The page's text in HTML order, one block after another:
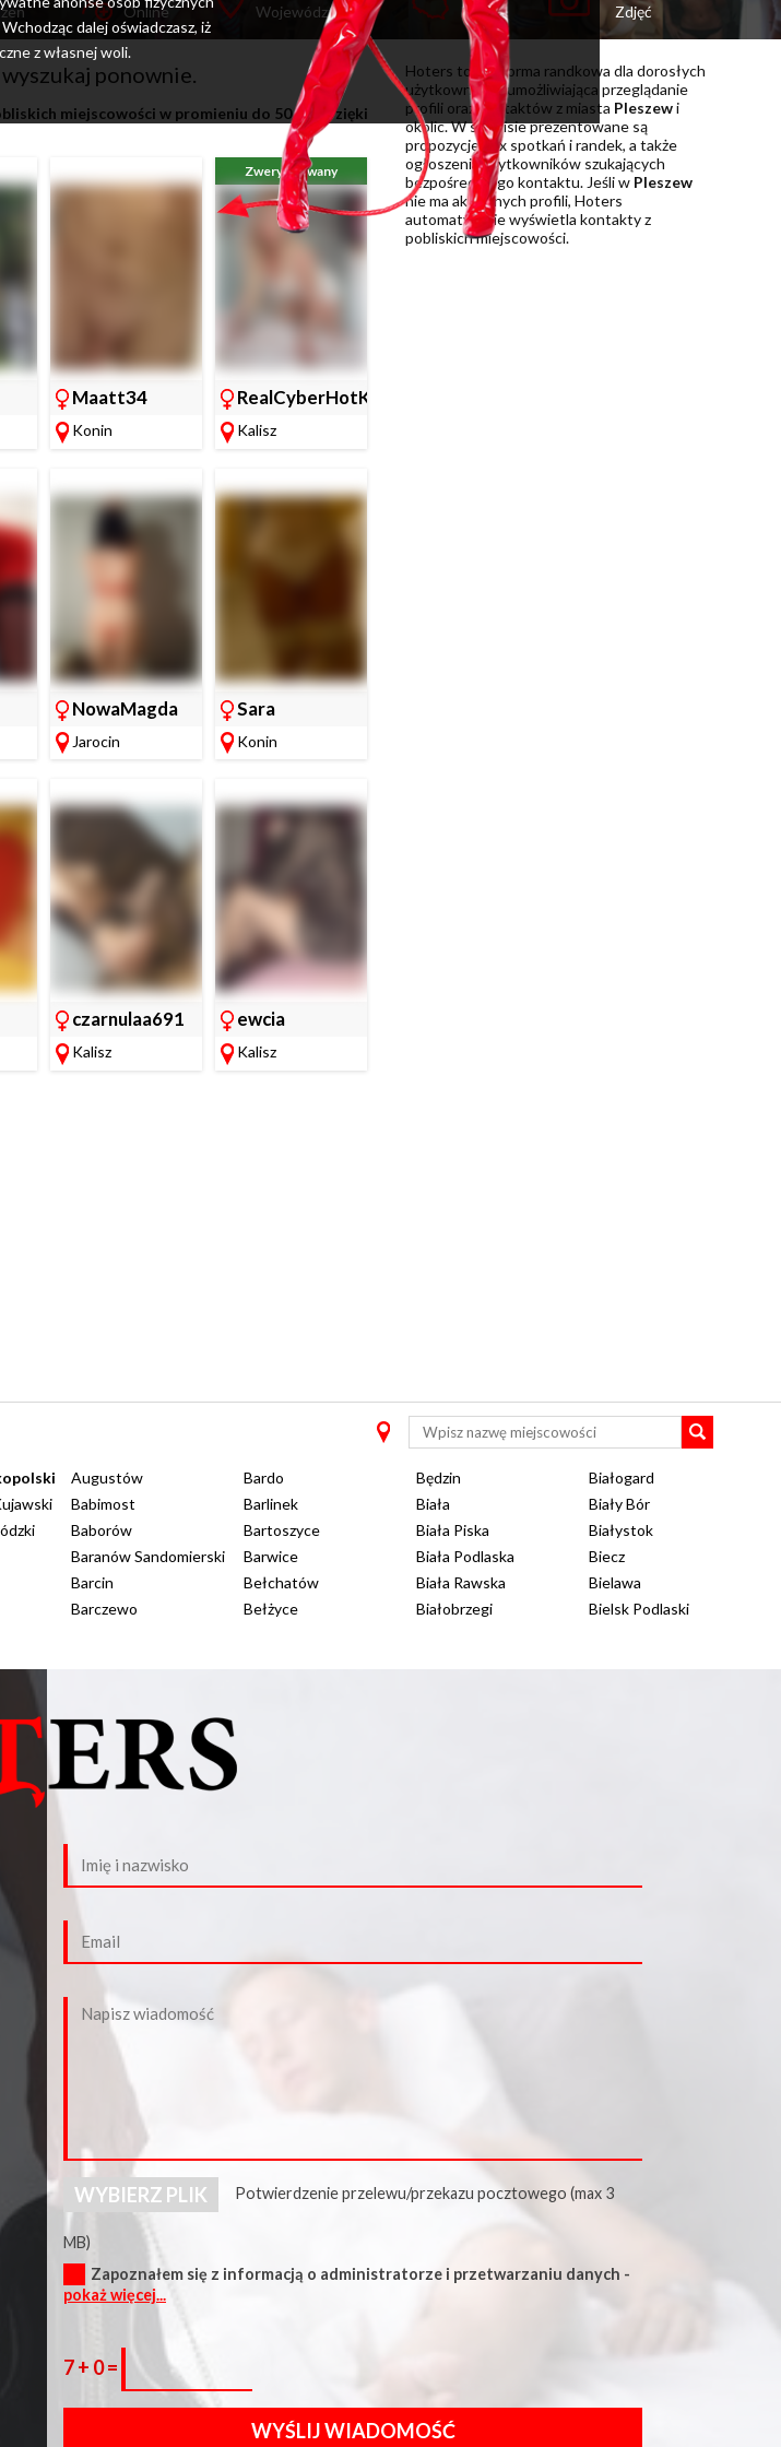
Wchodząc dalej oświadczasz, iż
z własnej woli.
Online Województw Miast Zdjęć
ponownie.
miejscowości w promieniu do 50 km. Dzięki
Maatt34
Konin
Zweryfikowany
RealCyberHotKicia
Kalisz
NowaMagda
Jarocin
Sara
Konin
czarnulaa691
Kalisz
ewcia
Kalisz
Hoters to platforma randkowa dla dorosłych
użytkowników umożliwiająca przeglądanie
profili oraz kontaktów z miasta Pleszewi
okolic. W serwisie prezentowane są
propozycje sex spotkań i randek, a także
ogłoszenia użytkowników szukających
bezpośredniego kontaktu. Jeśli w Pleszew
nie ma aktywnych profili, Hoters
automatycznie wyświetla kontakty z
pobliskich miejscowości.
Augustów
Babimost
Baborów
Baranów Sandomierski
Barcin
Barczewo
Bardo
Barlinek
Bartoszyce
Barwice
Bełchatów
Bełżyce
Będzin
Biała
Biała Piska
Biała Podlaska
Biała Rawska
Białobrzegi
Białogard
Biały Bór
Białystok
Biecz
Bielawa
Bielsk Podlaski
WYBIERZ PLIK Potwierdzenie przelewu/przekazu pocztowego (max 3
MB)
Zapoznałem się z informacją o administratorze i przetwarzaniu danych -
pokaż więcej...
7 + 0 =
WYŚLIJ WIADOMOŚĆ